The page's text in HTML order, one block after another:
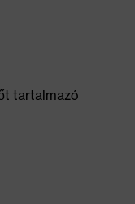
tartalmazó